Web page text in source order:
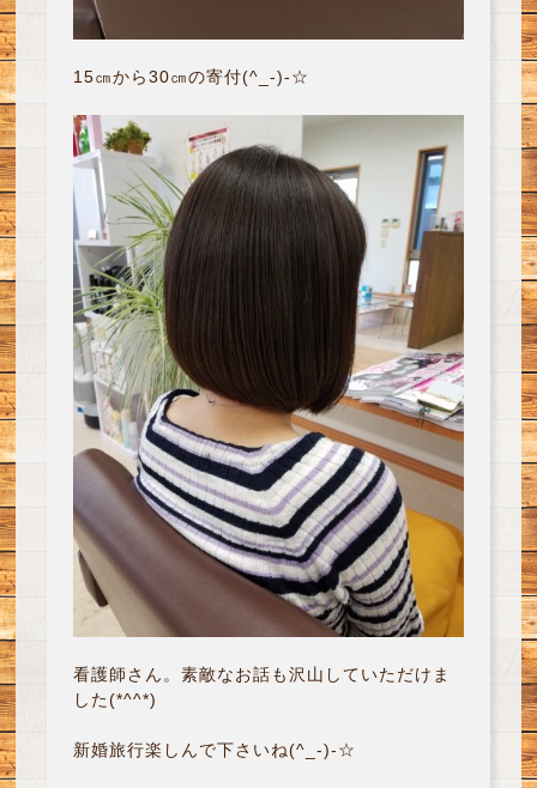
15㎝から30㎝の寄付(^_-)-☆
看護師さん。素敵なお話も沢山していただけま
した(*^^*)
新婚旅行楽しんで下さいね(^_-)-☆